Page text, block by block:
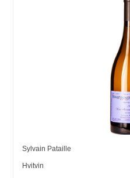
Sylvain Pataille
Hvitvin